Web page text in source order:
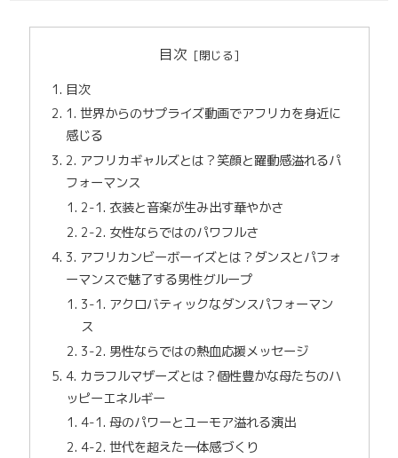
目次
目次
1. 世界からのサプライズ動画でアフリカを身近に
感じる
2. アフリカギャルズとは？笑顔と躍動感溢れるパ
フォーマンス
2-1. 衣装と音楽が生み出す華やかさ
2-2. 女性ならではのパワフルさ
3. アフリカンビーボーイズとは？ダンスとパフォ
ーマンスで魅了する男性グループ
3-1. アクロバティックなダンスパフォーマン
ス
3-2. 男性ならではの熱血応援メッセージ
4. カラフルマザーズとは？個性豊かな母たちのハ
ッピーエネルギー
4-1. 母のパワーとユーモア溢れる演出
4-2. 世代を超えた一体感づくり